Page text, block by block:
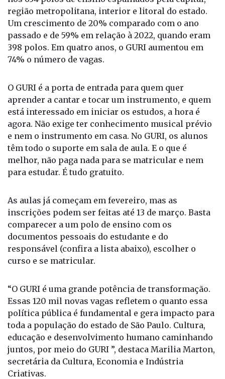
Um crescimento de 20% comparado com o ano
passado e de 59% em relação à 2022, quando eram
398 polos. Em quatro anos, o GURI aumentou em
74% o número de vagas.
aprender a cantar e tocar um instrumento, e quem
está interessado em iniciar os estudos, a hora é
agora. Não exige ter conhecimento musical prévio
e nem o instrumento em casa. No GURI, os alunos
têm todo o suporte em sala de aula. E o que é
melhor, não paga nada para se matricular e nem
para estudar. É tudo gratuito.
inscrições podem ser feitas até 13 de março. Basta
comparecer a um polo de ensino com os
documentos pessoais do estudante e do
responsável (confira a lista abaixo), escolher o
curso e se matricular.
Essas 120 mil novas vagas refletem o quanto essa
política pública é fundamental e gera impacto para
toda a população do estado de São Paulo. Cultura,
educação e desenvolvimento humano caminhando
juntos, por meio do GURI ”, destaca Marilia Marton,
secretária da Cultura, Economia e Indústria
Criativas.